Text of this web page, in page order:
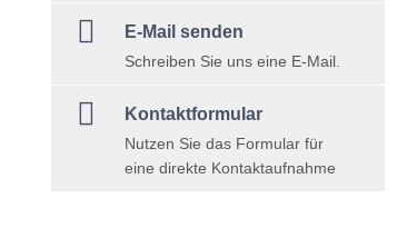
 E-Mail senden
Schreiben Sie uns eine E-Mail.
 Kontaktformular
Nutzen Sie das Formular für
eine direkte Kontaktaufnahme